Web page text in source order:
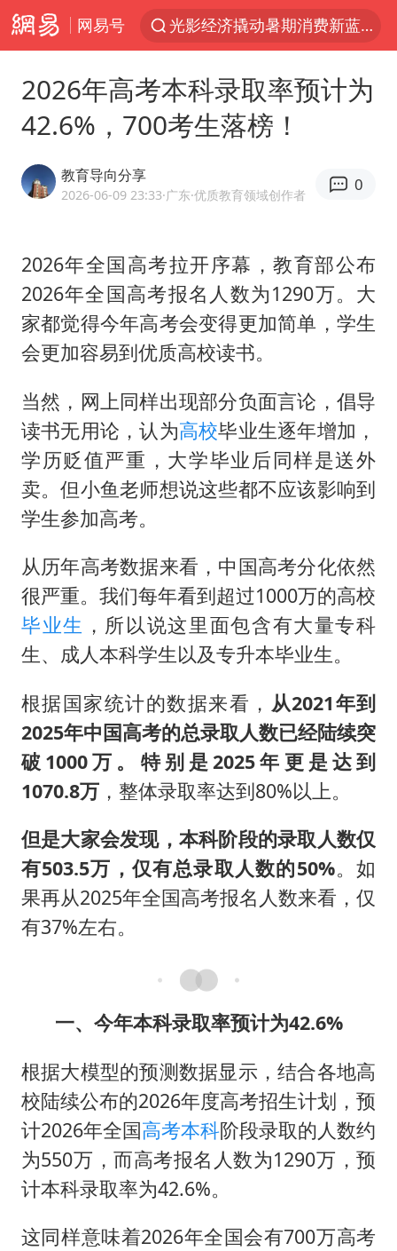
网易号
光影经济撬动暑期消费新蓝海
“不怕六爷挂得多 就怕六爷挂一颗”
直击东北超：哈尔滨vs通辽
香港宏福苑火灾或由烟头引起
白海豚将正面袭击贯穿浙江
酒店回应车内过夜被收150元
几元成本的AI广告导致千万市值蒸发
浙江台州《告全体市民书》
郑丽文：台湾从来没有“独立”过
梁家辉百花奖演讲落泪
香港正式允许“拒绝抢救”
人民的健康、体质、幸福一脉相承
2026年高考本科录取率预计为
42.6%，700考生落榜！
教育导向分享
2026-06-09 23:33·广东·优质教育领域创作者
0
2026年全国高考拉开序幕，教育部公布
2026年全国高考报名人数为1290万。大
家都觉得今年高考会变得更加简单，学生
会更加容易到优质高校读书。
当然，网上同样出现部分负面言论，倡导
读书无用论，认为高校毕业生逐年增加，
学历贬值严重，大学毕业后同样是送外
卖。但小鱼老师想说这些都不应该影响到
学生参加高考。
从历年高考数据来看，中国高考分化依然
很严重。我们每年看到超过1000万的高校
毕业生 ，所以说这里面包含有大量专科
生、成人本科学生以及专升本毕业生。
根据国家统计的数据来看， 从2021年到
2025年中国高考的总录取人数已经陆续突
破1000万。特别是2025年更是达到
1070.8万，整体录取率达到80%以上。
但是大家会发现，本科阶段的录取人数仅
有503.5万，仅有总录取人数的50%。如
果再从2025年全国高考报名人数来看，仅
有37%左右。
一、今年本科录取率预计为42.6%
根据大模型的预测数据显示，结合各地高
校陆续公布的2026年度高考招生计划，预
计2026年全国高考本科阶段录取的人数约
为550万，而高考报名人数为1290万，预
计本科录取率为42.6%。
这同样意味着2026年全国会有700万高考